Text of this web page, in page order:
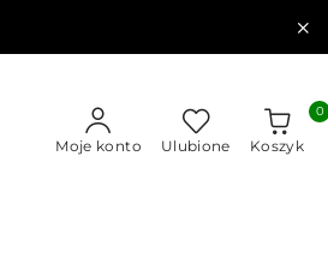
Moje konto Ulubione Koszyk
0